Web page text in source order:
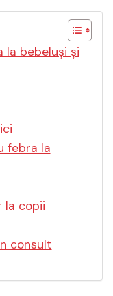
la bebeluși și
febra la
la copii
consult